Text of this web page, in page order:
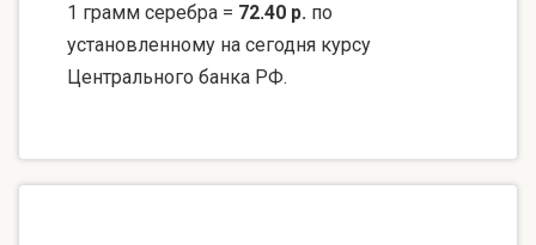
1 грамм серебра = 72.40 р. по
установленному на сегодня курсу
Центрального банка РФ.